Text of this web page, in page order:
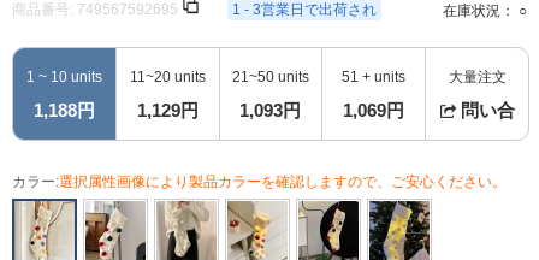
商品番号: 749567592695 1 - 3営業日で出荷され 在庫状況： ○
1 ~ 10 units
1,188円
11~20 units
1,129円
21~50 units
1,093円
51 + units
1,069円
大量注文
問い合
カラー:選択属性画像により製品カラーを確認しますので、ご安心ください。